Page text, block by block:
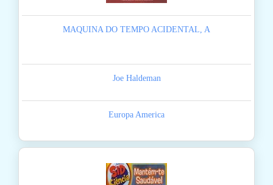
MAQUINA DO TEMPO ACIDENTAL, A
Joe Haldeman
Europa America